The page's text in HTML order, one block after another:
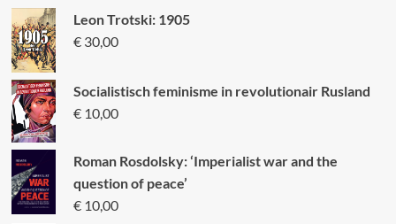
Leon Trotski: 1905
€30,00
Socialistisch feminisme in revolutionair Rusland
€10,00
Roman Rosdolsky: ‘Imperialist war and the
question of peace’
€10,00